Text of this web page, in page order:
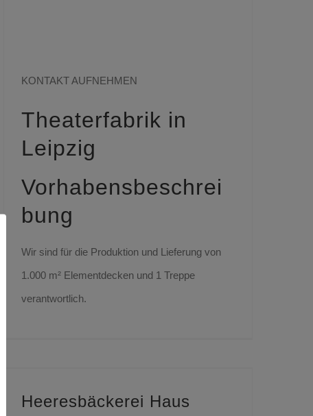
KONTAKT AUFNEHMEN
Theaterfabrik in
Leipzig
Vorhabensbeschrei
bung
Wir sind für die Produktion und Lieferung von
1.000 m² Elementdecken und 1 Treppe
verantwortlich.
Heeresbäckerei Haus